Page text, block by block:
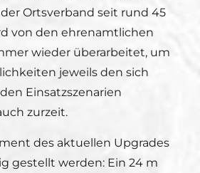
Ortsverband seit rund 45
von den ehrenamtlichen
wieder überarbeitet, um
jeweils den sich
Einsatzszenarien
zurzeit.
des aktuellen Upgrades
gestellt werden: Ein 24 m